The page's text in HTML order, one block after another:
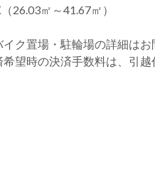
26.03㎡～41.67㎡）
ク置場・駐輪場の詳細はお
望時の決済手数料は、引越